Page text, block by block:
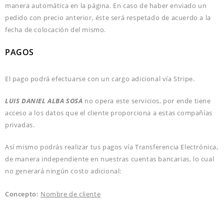
manera automática en la página. En caso de haber enviado un
pedido con precio anterior, éste será respetado de acuerdo a la
fecha de colocación del mismo.
PAGOS
El pago podrá efectuarse con un cargo adicional vía Stripe.
LUIS DANIEL ALBA SOSA no opera este servicios, por ende tiene
acceso a los datos que el cliente proporciona a estas compañías
privadas.
Así mismo podrás realizar tus pagos vía Transferencia Electrónica,
de manera independiente en nuestras cuentas bancarias, lo cual
no generará ningún costo adicional:
Concepto: Nombre de cliente